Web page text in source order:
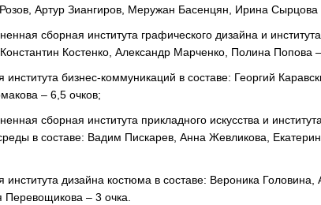
Артур Зиангиров, Меружан Басенцян, Ирина Сырцова
сборная института графического дизайна и
Константин Костенко, Александр Марченко, Полина Попова
института бизнес-коммуникаций в составе: Георгий
– 6,5 очков;
сборная института прикладного искусства и
в составе: Вадим Пискарев, Анна Жевликова,
института дизайна костюма в составе: Вероника Головина,
Перевощикова – 3 очка.